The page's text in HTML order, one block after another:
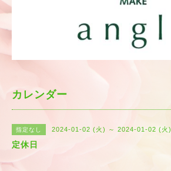
カレンダー
指定なし 2024-01-02 (火) ～ 2024-01-02 (火)
定休日